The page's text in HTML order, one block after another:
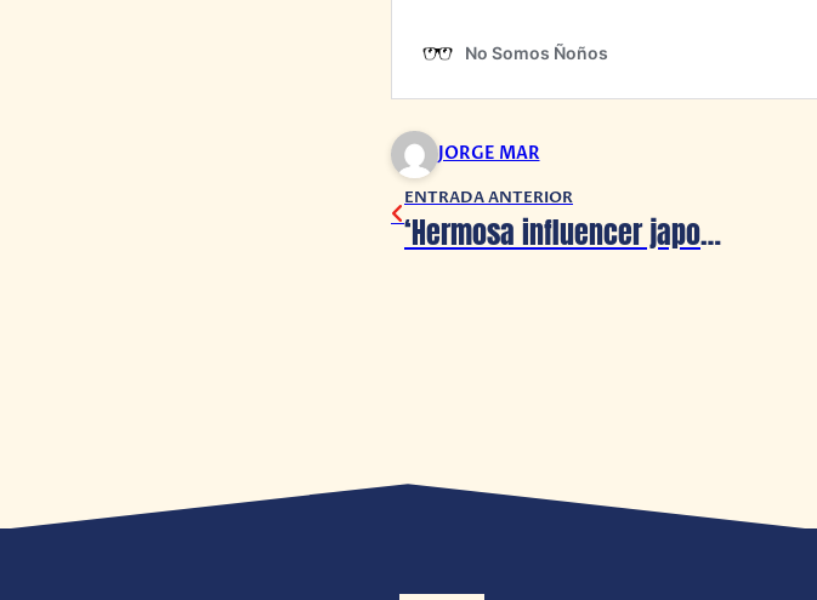
JORGE MAR
ENTRADA ANTERIOR
‘Hermosa influencer japonesa’ resultó ser un hombre de 50 años